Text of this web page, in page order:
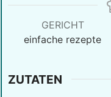
GERICHT
einfache rezepte
ZUTATEN